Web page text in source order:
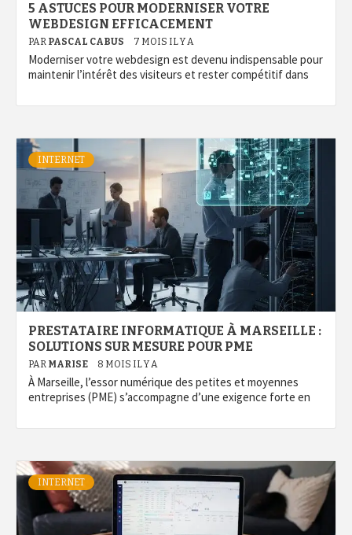
5 ASTUCES POUR MODERNISER VOTRE
WEBDESIGN EFFICACEMENT
PAR PASCAL CABUS 7 MOIS IL Y A
Moderniser votre webdesign est devenu indispensable pour
maintenir l’intérêt des visiteurs et rester compétitif dans
INTERNET
PRESTATAIRE INFORMATIQUE À MARSEILLE :
SOLUTIONS SUR MESURE POUR PME
PAR MARISE 8 MOIS IL Y A
À Marseille, l’essor numérique des petites et moyennes
entreprises (PME) s’accompagne d’une exigence forte en
INTERNET